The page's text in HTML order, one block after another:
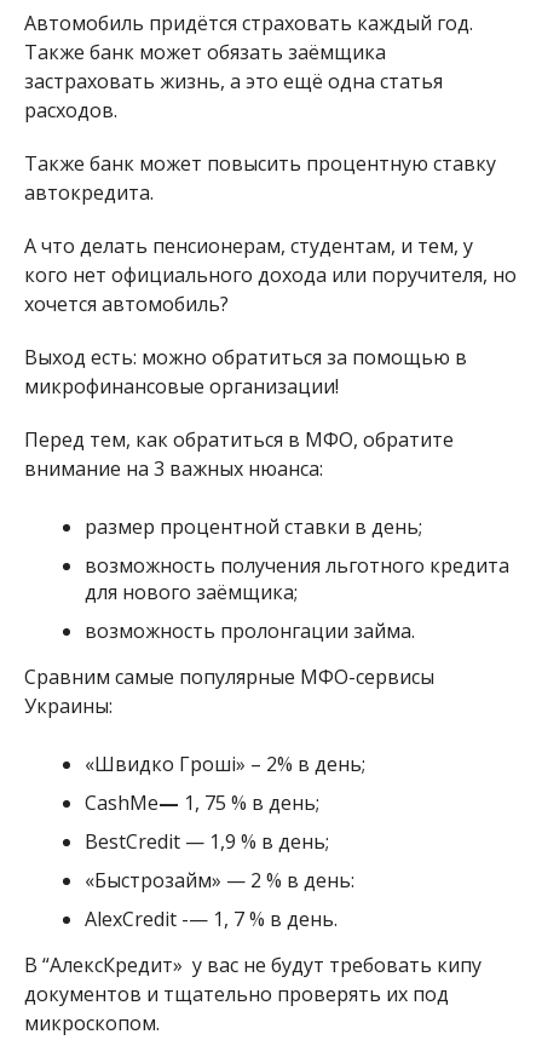
Автомобиль придётся страховать каждый год.
Также банк может обязать заёмщика
застраховать жизнь, а это ещё одна статья
расходов.
Также банк может повысить процентную ставку
автокредита.
А что делать пенсионерам, студентам, и тем, у
кого нет официального дохода или поручителя, но
хочется автомобиль?
Выход есть: можно обратиться за помощью в
микрофинансовые организации!
Перед тем, как обратиться в МФО, обратите
внимание на 3 важных нюанса:
размер процентной ставки в день;
возможность получения льготного кредита
для нового заёмщика;
возможность пролонгации займа.
Сравним самые популярные МФО-сервисы
Украины:
«Швидко Гроші» – 2% в день;
CashMe— 1, 75 % в день;
BestCredit — 1,9 % в день;
«Быстрозайм» — 2 % в день:
AlexCredit -— 1, 7 % в день.
В “АлексКредит» у вас не будут требовать кипу
документов и тщательно проверять их под
микроскопом.